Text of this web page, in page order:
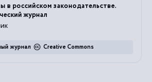
в российском законодательстве.
журнал
Creative Commons
журнал